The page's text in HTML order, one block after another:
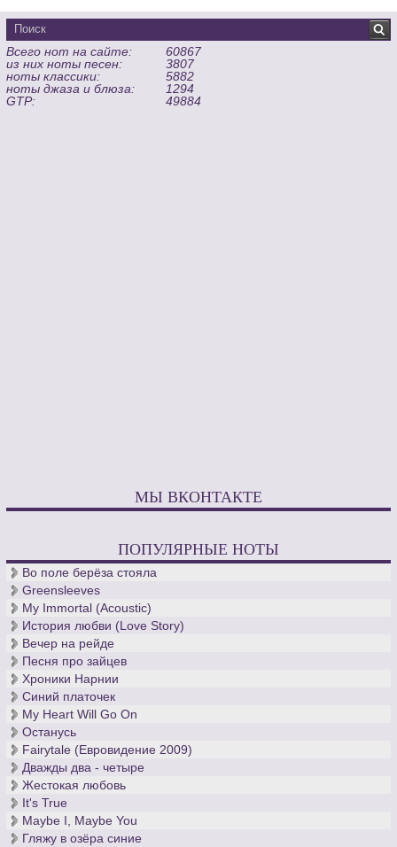
Всего нот на сайте:
60867
из них ноты песен:
3807
ноты классики:
5882
ноты джаза и блюза:
1294
GTP:
49884
МЫ ВКОНТАКТЕ
ПОПУЛЯРНЫЕ НОТЫ
Во поле берёза стояла
Greensleeves
My Immortal (Acoustic)
История любви (Love Story)
Вечер на рейде
Песня про зайцев
Хроники Нарнии
Синий платочек
My Heart Will Go On
Останусь
Fairytale (Евровидение 2009)
Дважды два - четыре
Жестокая любовь
It's True
Maybe I, Maybe You
Гляжу в озёра синие